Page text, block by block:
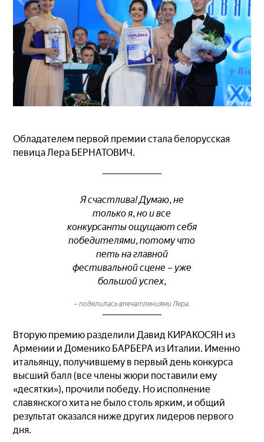
Обладателем первой премии стала белорусская
певица Лера БЕРНАТОВИЧ.
Я счастлива! Думаю, не
только я, но и все
конкурсанты ощущают себя
победителями, потому что
петь на главной
фестивальной сцене – уже
большой успех,
– поделилась впечатлениями Лера.
Вторую премию разделили Давид КИРАКОСЯН из
Армении и Доменико БАРБЕРА из Италии. Именно
итальянцу, получившему в первый день конкурса
высший балл (все члены жюри поставили ему
«десятки»), прочили победу. Но исполнение
славянского хита не было столь ярким, и общий
результат оказался ниже других лидеров первого
дня.